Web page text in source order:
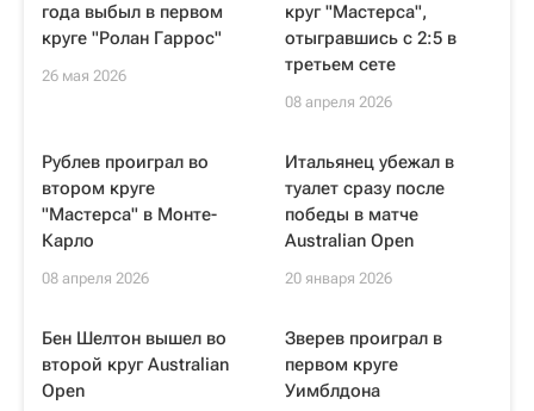
года выбыл в первом
круге "Ролан Гаррос"
26 мая 2026
круг "Мастерса",
отыгравшись с 2:5 в
третьем сете
08 апреля 2026
Рублев проиграл во
втором круге
"Мастерса" в Монте-
Карло
08 апреля 2026
Итальянец убежал в
туалет сразу после
победы в матче
Australian Open
20 января 2026
Бен Шелтон вышел во
второй круг Australian
Open
Зверев проиграл в
первом круге
Уимблдона